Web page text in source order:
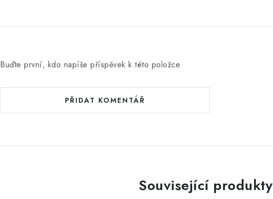
Buďte první, kdo napíše příspěvek k této položce.
PŘIDAT KOMENTÁŘ
Související produkty